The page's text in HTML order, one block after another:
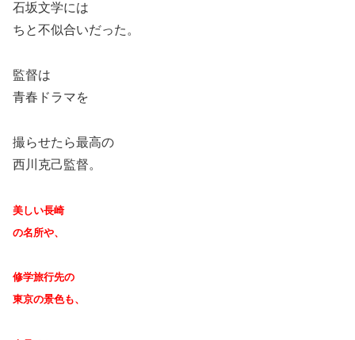
石坂文学には
ちと不似合いだった。
監督は
青春ドラマを
撮らせたら最高の
西川克己監督。
美しい長崎
の名所や、
修学旅行先の
東京の景色も、